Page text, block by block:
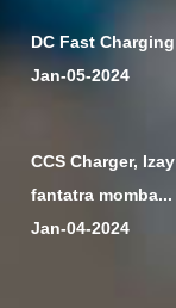
DC Fast
Jan-05-2024
CCS Charger,
fantatra momba...
Jan-04-2024